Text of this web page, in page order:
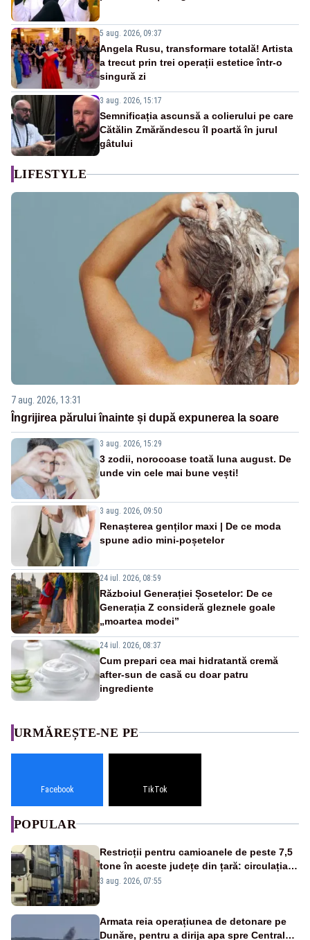
5 aug. 2026, 09:37
Angela Rusu, transformare totală! Artista
a trecut prin trei operații estetice într-o
singură zi
3 aug. 2026, 15:17
Semnificația ascunsă a colierului pe care
Cătălin Zmărăndescu îl poartă în jurul
gâtului
LIFESTYLE
7 aug. 2026, 13:31
Îngrijirea părului înainte și după expunerea la soare
3 aug. 2026, 15:29
3 zodii, norocoase toată luna august. De
unde vin cele mai bune vești!
3 aug. 2026, 09:50
Renașterea genților maxi | De ce moda
spune adio mini-poșetelor
24 iul. 2026, 08:59
Războiul Generației Șosetelor: De ce
Generația Z consideră gleznele goale
„moartea modei”
24 iul. 2026, 08:37
Cum prepari cea mai hidratantă cremă
after-sun de casă cu doar patru
ingrediente
URMĂREȘTE-NE PE
Facebook TikTok
POPULAR
Restricții pentru camioanele de peste 7,5
tone în aceste județe din țară: circulația
este interzisă luni, între orele 12:00 și
3 aug. 2026, 07:55
Armata reia operațiunea de detonare pe
Dunăre, pentru a dirija apa spre Centrala